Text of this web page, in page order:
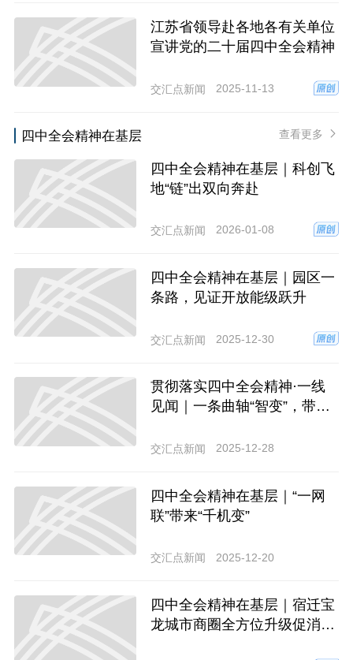
江苏省领导赴各地各有关单位
宣讲党的二十届四中全会精神
交汇点新闻 2025-11-13
四中全会精神在基层 查看更多
四中全会精神在基层｜科创飞
地“链”出双向奔赴
交汇点新闻 2026-01-08
四中全会精神在基层｜园区一
条路，见证开放能级跃升
交汇点新闻 2025-12-30
贯彻落实四中全会精神·一线
见闻｜一条曲轴“智变”，带动
交汇点新闻 2025-12-28
四中全会精神在基层｜“一网
联”带来“千机变”
交汇点新闻 2025-12-20
四中全会精神在基层｜宿迁宝
龙城市商圈全方位升级促消费